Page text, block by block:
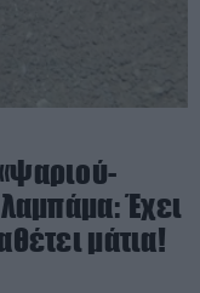
Έχει
μάτια!